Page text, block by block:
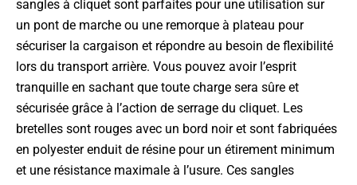
sangles à cliquet sont parfaites pour une utilisation sur
un pont de marche ou une remorque à plateau pour
sécuriser la cargaison et répondre au besoin de flexibilité
lors du transport arrière. Vous pouvez avoir l’esprit
tranquille en sachant que toute charge sera sûre et
sécurisée grâce à l’action de serrage du cliquet. Les
bretelles sont rouges avec un bord noir et sont fabriquées
en polyester enduit de résine pour un étirement minimum
et une résistance maximale à l’usure. Ces sangles